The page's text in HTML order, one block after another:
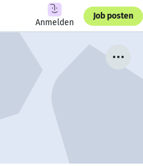
Anmelden
Job posten